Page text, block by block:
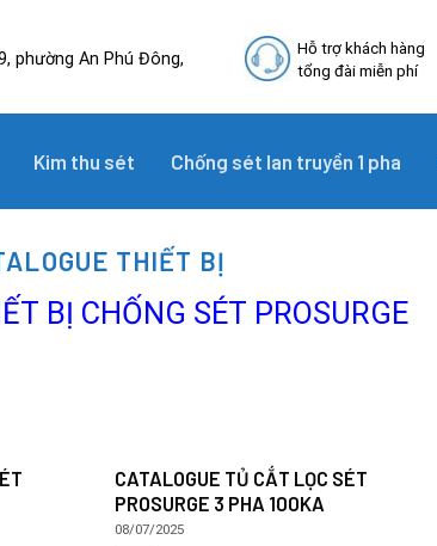
phường An Phú Đông,
Hỗ trợ khách hàng
tổng đài miễn phí
Kim thu sét Chống sét lan truyền 1 pha
THIẾT BỊ
BỊ CHỐNG SÉT PROSURGE
CATALOGUE TỦ CẮT LỌC SÉT
PROSURGE 3 PHA 100KA
08/07/2025